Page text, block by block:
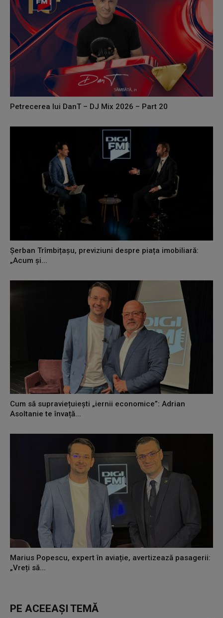
Petrecerea lui DanT – DJ Mix 2026 – Part 20
Șerban Trîmbițașu, previziuni despre piața imobiliară:
„Acum și...
Cum să supraviețuiești „iernii economice”: Adrian
Asoltanie te învață...
Marius Popescu, expert în aviație, avertizează pasagerii:
„Vreți să...
PE ACEEAȘI TEMĂ